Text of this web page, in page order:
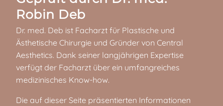
Robin Deb
Dr. med. Deb ist Facharzt für Plastische und
Ästhetische Chirurgie und Gründer von Central
Aesthetics. Dank seiner langjährigen Expertise
verfügt der Facharzt über ein umfangreiches
medizinisches Know-how.
Die auf dieser Seite präsentierten Informationen